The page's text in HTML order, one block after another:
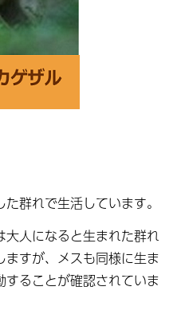
群れで生活しています。
人になると生まれた群れ
すが、メスも同様に生ま
ることが確認されていま